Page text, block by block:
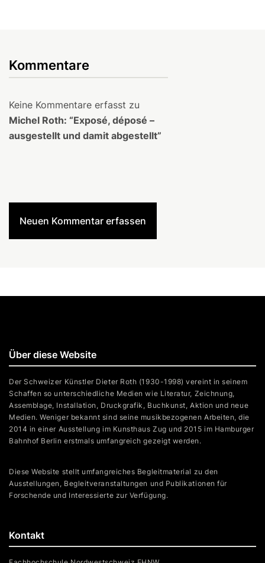
Kommentare
Keine Kommentare erfasst zu
Michel Roth: “Exposé, déposé –
ausgestellt und damit abgestellt”
Neuen Kommentar erfassen
Kontakt
Über diese Website
Der Schweizer Künstler Dieter Roth (1930-1998) vereint in seinem
Schaffen so unterschiedliche Medien wie Literatur, Zeichnung,
Assemblage, Installation, Druckgrafik, Buchkunst, Aktion und neue
Medien. Weniger bekannt sind seine musikbezogenen Arbeiten, die
2014 in einer Ausstellung im Kunsthaus Zug und 2015 im Hamburger
Bahnhof Berlin erstmals umfangreich gezeigt werden.
Diese Website stellt umfangreiches Begleitmaterial zu den
Ausstellungen, Begleitveranstaltungen und Publikationen für
Forschende und Interessierte zur Verfügung.